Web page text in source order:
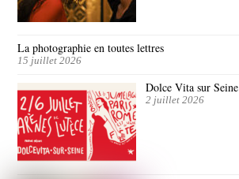
La photographie en toutes lettres
15 juillet 2026
Dolce Vita sur Seine
2 juillet 2026